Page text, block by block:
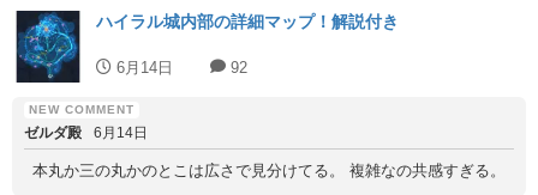
ハイラル城内部の詳細マップ！解説付き
6月14日 92
ゼルダ殿 6月14日
本丸か三の丸かのとこは広さで見分けてる。 複雑なの共感すぎる。